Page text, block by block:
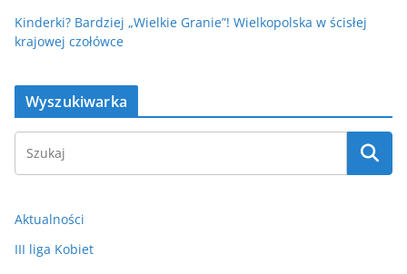
Kinderki? Bardziej „Wielkie Granie”! Wielkopolska w ścisłej
krajowej czołówce
Wyszukiwarka
Aktualności
III liga Kobiet